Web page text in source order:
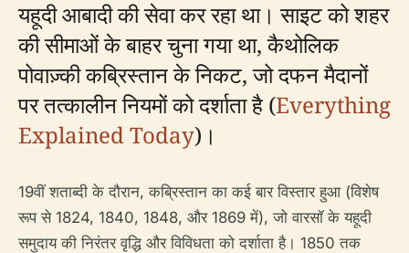
यहूदी आबादी की सेवा कर रहा था। साइट को शहर
की सीमाओं के बाहर चुना गया था, कैथोलिक
पोवाज़्की कब्रिस्तान के निकट, जो दफन मैदानों
पर तत्कालीन नियमों को दर्शाता है (Everything
Explained Today)।
19वीं शताब्दी के दौरान, कब्रिस्तान का कई बार विस्तार हुआ (विशेष
रूप से 1824, 1840, 1848, और 1869 में), जो वारसॉ के यहूदी
समुदाय की निरंतर वृद्धि और विविधता को दर्शाता है। 1850 तक